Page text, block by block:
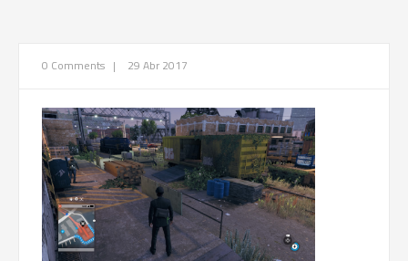
0 Comments | 29 Abr 2017